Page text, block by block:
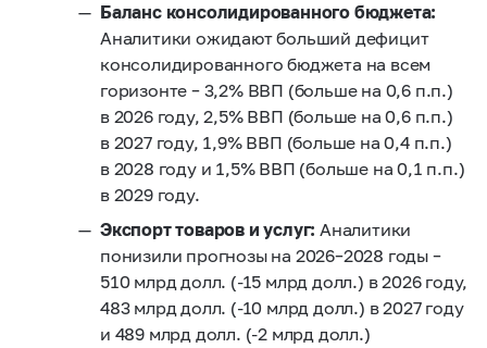
Баланс консолидированного бюджета:
Аналитики ожидают больший дефицит
консолидированного бюджета на всем
горизонте – 3,2% ВВП (больше на 0,6 п.п.)
в 2026 году, 2,5% ВВП (больше на 0,6 п.п.)
в 2027 году, 1,9% ВВП (больше на 0,4 п.п.)
в 2028 году и 1,5% ВВП (больше на 0,1 п.п.)
в 2029 году.
Экспорт товаров и услуг: Аналитики
понизили прогнозы на 2026–2028 годы –
510 млрд долл. (-15 млрд долл.) в 2026 году,
483 млрд долл. (-10 млрд долл.) в 2027 году
и 489 млрд долл. (-2 млрд долл.)